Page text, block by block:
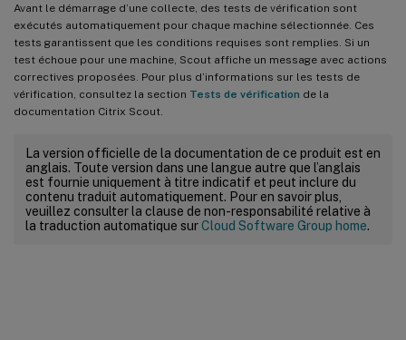
Avant le démarrage d’une collecte, des tests de vérification sont
exécutés automatiquement pour chaque machine sélectionnée. Ces
tests garantissent que les conditions requises sont remplies. Si un
test échoue pour une machine, Scout affiche un message avec actions
correctives proposées. Pour plus d’informations sur les tests de
vérification, consultez la section Tests de vérification de la
documentation Citrix Scout.
La version officielle de la documentation de ce produit est en
anglais. Toute version dans une langue autre que l’anglais
est fournie uniquement à titre indicatif et peut inclure du
contenu traduit automatiquement. Pour en savoir plus,
veuillez consulter la clause de non-responsabilité relative à
la traduction automatique surCloud Software Group home.